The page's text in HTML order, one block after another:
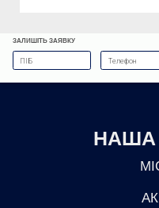
ЗАЛИШІТЬ ЗАЯВКУ
НАША